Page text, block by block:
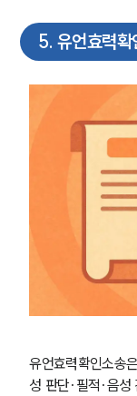
5. 유언효력
유언효력확인소송
성 판단·필적·음성